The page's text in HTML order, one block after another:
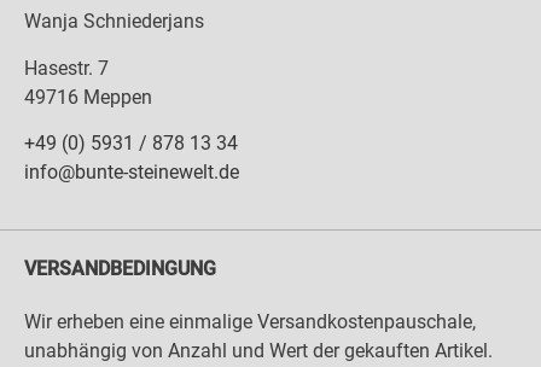
Wanja Schniederjans
Hasestr. 7
49716 Meppen
+49 (0) 5931 / 878 13 34
info@bunte-steinewelt.de
VERSANDBEDINGUNG
Wir erheben eine einmalige Versandkostenpauschale,
unabhängig von Anzahl und Wert der gekauften Artikel.